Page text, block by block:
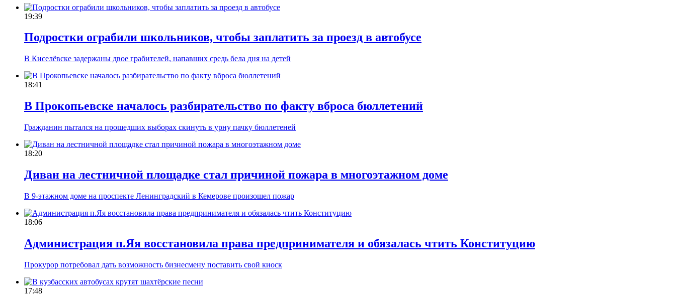
19:39
Подростки ограбили школьников, чтобы заплатить за проезд в автобусе
В Киселёвске задержаны двое грабителей, напавших средь бела дня на детей
18:41
В Прокопьевске началось разбирательство по факту вброса бюллетений
Гражданин пытался на прошедших выборах скинуть в урну пачку бюллетеней
18:20
Диван на лестничной площадке стал причиной пожара в многоэтажном доме
В 9-этажном доме на проспекте Ленинградский в Кемерове произошел пожар
18:06
Администрация п.Яя восстановила права предпринимателя и обязалась чтить Конституцию
Прокурор потребовал дать возможность бизнесмену поставить свой киоск
17:48